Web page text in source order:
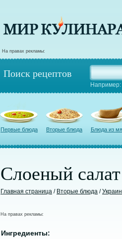
На правах рекламы:
Поиск рецептов
Например:
Первые блюда Вторые блюда Блюда из
Слоеный
Главная страница / Вторые блюда /
На правах рекламы:
Ингредиенты: